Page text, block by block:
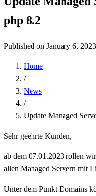
php 8.2
Published on January 6, 2023
Home
/
News
/
Update Managed
Sehr geehrte Kunden,
ab dem 07.01.2023 rollen
allen Managed Servern mit
Unter dem Punkt Domains